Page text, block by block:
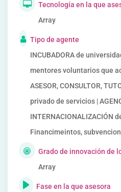
Tecnología en la que
Array
Tipo de agente
INCUBADORA de
mentores voluntarios que
ASESOR, CONSULTOR,
privado de servicios |
INTERNACIONALIZACIÓN
Financimeintos,
Grado de innovación de
Array
Fase en la que asesora